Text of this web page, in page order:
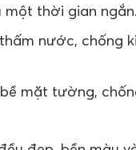
thời gian ngắn.
nước, chống
mặt tường,